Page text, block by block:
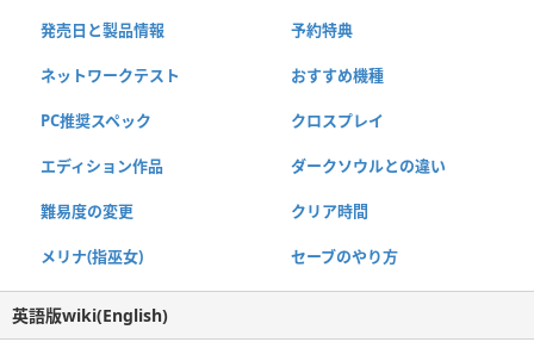
発売日と製品情報 予約特典
ネットワークテスト おすすめ機種
PC推奨スペック クロスプレイ
エディション作品 ダークソウルとの違い
難易度の変更 クリア時間
メリナ(指巫女) セーブのやり方
英語版wiki(English)